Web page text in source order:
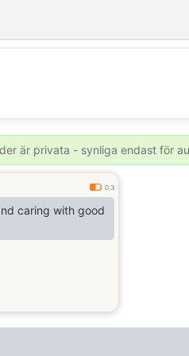
💕
är privata - synliga endast för
0.3
caring with good